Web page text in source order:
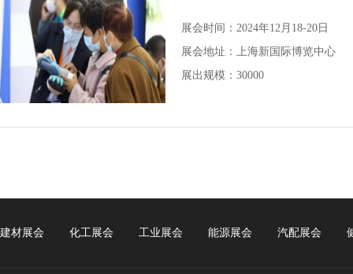
展会时间：2024年12月18-20日
展会地址： 上海新国际博览中心
展出规模：30000
建材展会 化工展会 工业展会 能源展会 汽配展会